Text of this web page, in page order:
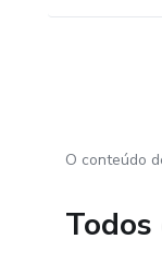
O conteúdo